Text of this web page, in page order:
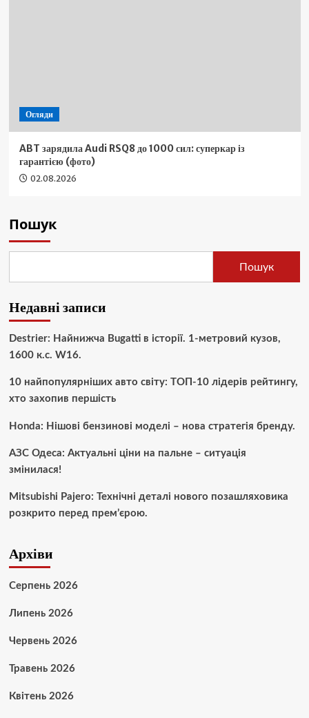
Огляди
ABT зарядила Audi RSQ8 до 1000 сил: суперкар із
гарантією (фото)
02.08.2026
Пошук
Пошук
Недавні записи
Destrier: Найнижча Bugatti в історії. 1-метровий кузов,
1600 к.с. W16.
10 найпопулярніших авто світу: ТОП-10 лідерів рейтингу,
хто захопив першість
Honda: Нішові бензинові моделі – нова стратегія бренду.
АЗС Одеса: Актуальні ціни на пальне – ситуація
змінилася!
Mitsubishi Pajero: Технічні деталі нового позашляховика
розкрито перед прем’єрою.
Архіви
Серпень 2026
Липень 2026
Червень 2026
Травень 2026
Квітень 2026